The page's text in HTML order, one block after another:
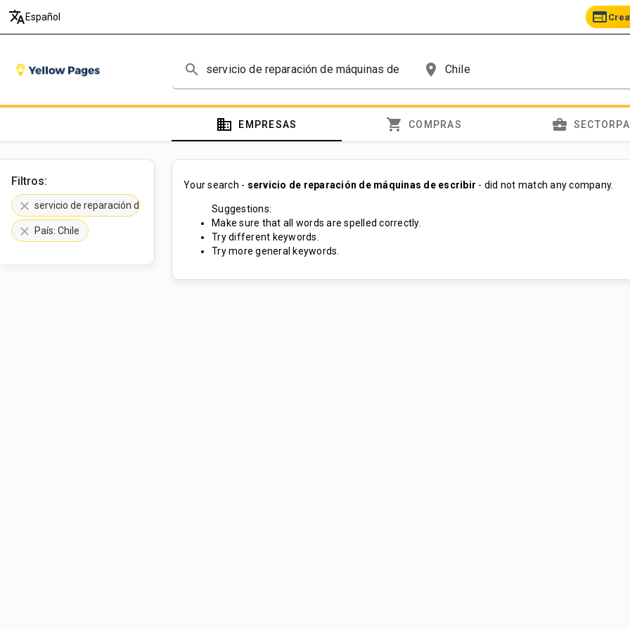
translate Español web
search place
domain EMPRESAS shopping_cart COMPRAS business_center
Filtros:
clear servicio de reparación de máquinas de escribir
clear País: Chile
Your search - servicio de reparación de máquinas de escribir - did not match any company.
Suggestions:
Make sure that all words are spelled correctly.
Try different keywords.
Try more general keywords.